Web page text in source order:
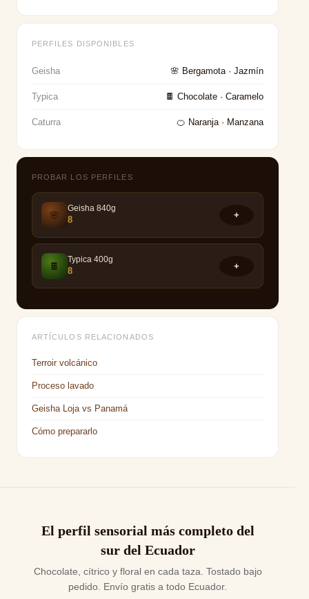
PERFILES DISPONIBLES
Geisha 🌸 Bergamota · Jazmín
Typica 🍫 Chocolate · Caramelo
Caturra 🍊 Naranja · Manzana
PROBAR LOS PERFILES
🌸
Geisha 840g
8 +
🍫
Typica 400g
8 +
ARTÍCULOS RELACIONADOS
Terroir volcánico
Proceso lavado
Geisha Loja vs Panamá
Cómo prepararlo
El perfil sensorial más completo del
sur del Ecuador
Chocolate, cítrico y floral en cada taza. Tostado bajo
pedido. Envío gratis a todo Ecuador.